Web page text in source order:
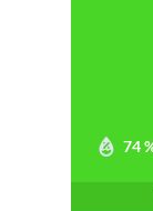
74